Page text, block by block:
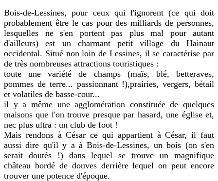
Bois-de-Lessines, pour ceux qui l'ignorent (ce qui doit
probablement être le cas pour des milliards de personnes,
lesquelles ne s'en portent pas plus mal pour autant
d'ailleurs) est un charmant petit village du Hainaut
occidental. Situé non loin de Lessines, il se caractérise par
de très nombreuses attractions touristiques :
toute une variété de champs (maïs, blé, betteraves,
pommes de terre... passionnant !),prairies, vergers, bétail
et volatiles de basse-cour...
il y a même une agglomération constituée de quelques
maisons que l'on trouve presque par hasard, une église et,
nec plus ultra : un club de foot !
Mais rendons à César ce qui appartient à César, il faut
aussi dire qu'il y a à Bois-de-Lessines, un bois (on s'en
serait doutés !) dans lequel se trouve un magnifique
château bordé de douves derrière lequel on peut encore
trouver une potence d'époque.